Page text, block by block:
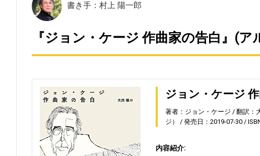
書き手：村上 陽一郎
『ジョン・ケージ 作曲家の告白』(
ジョン・ケージ
著者：ジョン・ケージ 翻訳：
ジ）
発売日：2019-07-30
内容紹介: